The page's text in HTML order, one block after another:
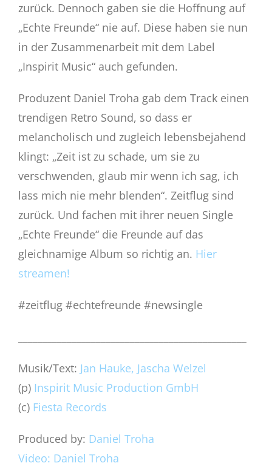
zurück. Dennoch gaben sie die Hoffnung auf
„Echte Freunde“ nie auf. Diese haben sie nun
in der Zusammenarbeit mit dem Label
„Inspirit Music“ auch gefunden.
Produzent Daniel Troha gab dem Track einen
trendigen Retro Sound, so dass er
melancholisch und zugleich lebensbejahend
klingt: „Zeit ist zu schade, um sie zu
verschwenden, glaub mir wenn ich sag, ich
lass mich nie mehr blenden“. Zeitflug sind
zurück. Und fachen mit ihrer neuen Single
„Echte Freunde“ die Freunde auf das
gleichnamige Album so richtig an. Hier
streamen!
#zeitflug #echtefreunde #newsingle
Musik/Text: Jan Hauke, Jascha Welzel
(p) Inspirit Music Production GmbH
(c) Fiesta Records
Produced by: Daniel Troha
Video: Daniel Troha